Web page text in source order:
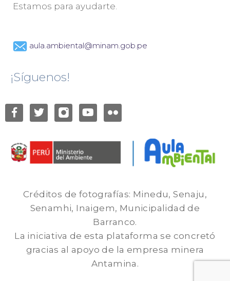
Estamos para ayudarte.
aula.ambiental@minam.gob.pe
¡Síguenos!
Créditos de fotografías: Minedu, Senaju,
Senamhi, Inaigem, Municipalidad de
Barranco.
La iniciativa de esta plataforma se concretó
gracias al apoyo de la empresa minera
Antamina.